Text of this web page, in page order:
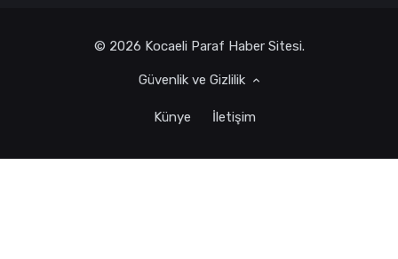
© 2026 Kocaeli Paraf Haber Sitesi.
Güvenlik ve Gizlilik
Künye İletişim